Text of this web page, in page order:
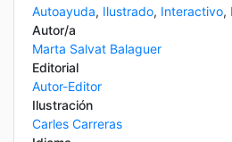
Autoayuda, Ilustrado, Interactivo,
Autor/a
Marta Salvat Balaguer
Editorial
Autor-Editor
Ilustración
Carles Carreras